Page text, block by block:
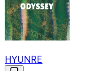
HYUNRE